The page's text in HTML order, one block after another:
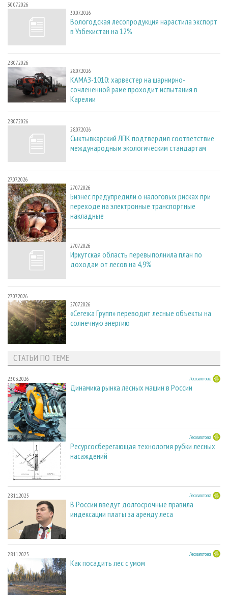
30.07.2026
30.07.2026
Вологодская лесопродукция нарастила экспорт
в Узбекистан на 12%
28.07.2026
28.07.2026
КАМАЗ-1010: харвестер на шарнирно-
сочлененной раме проходит испытания в
Карелии
28.07.2026
28.07.2026
Сыктывкарский ЛПК подтвердил соответствие
международным экологическим стандартам
27.07.2026
27.07.2026
Бизнес предупредили о налоговых рисках при
переходе на электронные транспортные
накладные
27.07.2026
27.07.2026
Иркутская область перевыполнила план по
доходам от лесов на 4,9%
27.07.2026
27.07.2026
«Сегежа Групп» переводит лесные объекты на
солнечную энергию
СТАТЬИ ПО ТЕМЕ
23.03.2026 Лесозаготовка
Динамика рынка лесных машин в России
23.03.2026 Лесозаготовка
Ресурсосберегающая технология рубки лесных
насаждений
28.11.2025 Лесозаготовка
В России введут долгосрочные правила
индексации платы за аренду леса
28.11.2025 Лесозаготовка
Как посадить лес с умом